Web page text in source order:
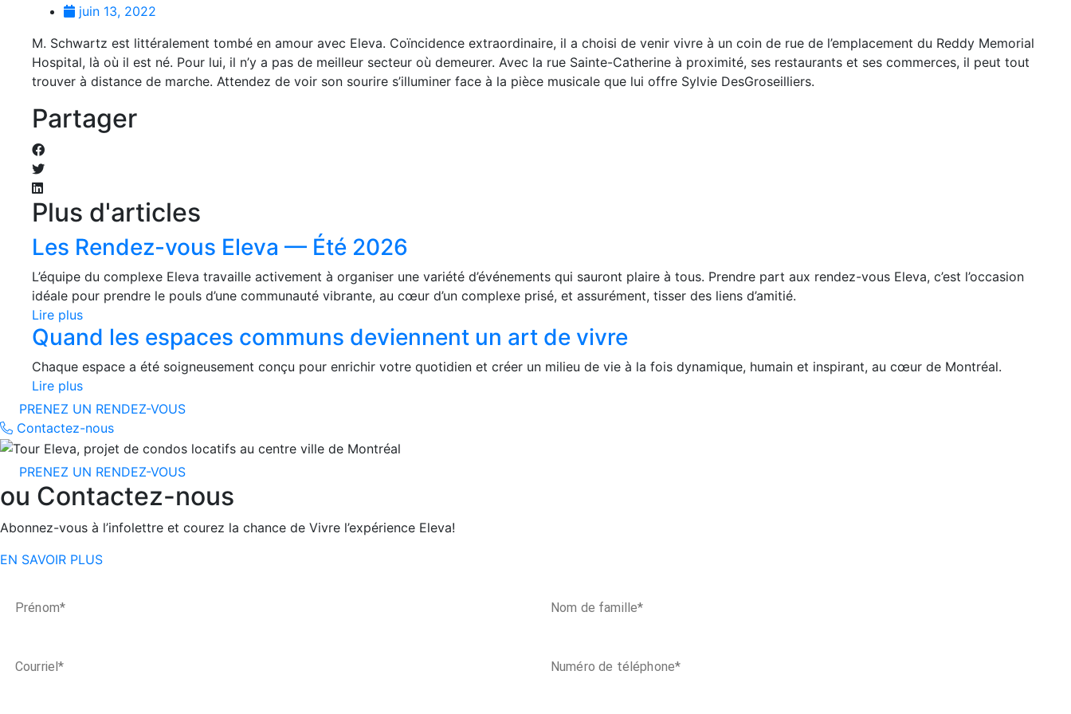
juin 13, 2022
M. Schwartz est littéralement tombé en amour avec Eleva. Coïncidence extraordinaire, il a choisi de venir vivre à un coin de rue de l’emplacement du Reddy Memorial
Hospital, là où il est né. Pour lui, il n’y a pas de meilleur secteur où demeurer. Avec la rue Sainte-Catherine à proximité, ses restaurants et ses commerces, il peut tout
trouver à distance de marche. Attendez de voir son sourire s’illuminer face à la pièce musicale que lui offre Sylvie DesGroseilliers.
Partager
Plus d'articles
Les Rendez-vous Eleva — Été 2026
L’équipe du complexe Eleva travaille activement à organiser une variété d’événements qui sauront plaire à tous. Prendre part aux rendez-vous Eleva, c’est l’occasion
idéale pour prendre le pouls d’une communauté vibrante, au cœur d’un complexe prisé, et assurément, tisser des liens d’amitié.
Lire plus
Quand les espaces communs deviennent un art de vivre
Chaque espace a été soigneusement conçu pour enrichir votre quotidien et créer un milieu de vie à la fois dynamique, humain et inspirant, au cœur de Montréal.
Lire plus
PRENEZ UN RENDEZ-VOUS
Contactez-nous
PRENEZ UN RENDEZ-VOUS
ou Contactez-nous
Abonnez-vous à l’infolettre et courez la chance de Vivre l’expérience Eleva!
EN SAVOIR PLUS